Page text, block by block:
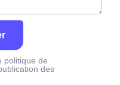
politique de
des